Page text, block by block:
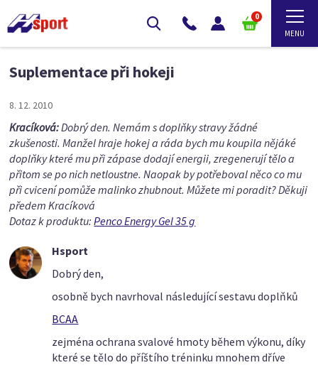
0
Suplementace při hokeji
8. 12. 2010
Kracíková:Dobrý den. Nemám s doplňky stravy žádné
zkušenosti. Manžel hraje hokej a ráda bych mu koupila nějáké
doplňky které mu při zápase dodají energii, zregenerují tělo a
přitom se po nich netloustne. Naopak by potřeboval něco co mu
při cvicení pomůže malinko zhubnout. Můžete mi poradit? Děkuji
předem Kracíková
Dotaz k produktu:Penco Energy Gel 35 g
Hsport
Dobrý den,
osobně bych navrhoval následující sestavu doplňků
BCAA
zejména ochrana svalové hmoty během výkonu, díky
které se tělo do příštího tréninku mnohem dříve